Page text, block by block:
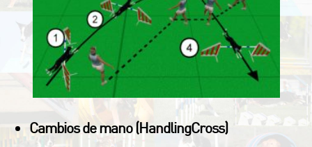
Cambios de mano (HandlingCross)